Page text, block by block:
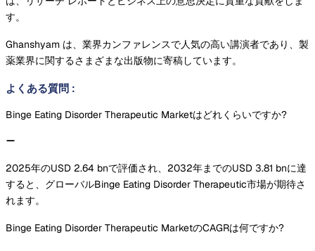
す。
Ghanshyam は、業界カンファレンスで人気の高い講演者であり、製
薬業界に関するさまざまな出版物に寄稿しています。
よくある質問 :
Binge Eating Disorder Therapeutic Marketはどれくらいですか?
2025年のUSD 2.64 bnで評価され、2032年までのUSD 3.81 bnに達
すると、グローバルBinge Eating Disorder Therapeutic市場が期待さ
れます。
Binge Eating Disorder Therapeutic MarketのCAGRは何ですか?